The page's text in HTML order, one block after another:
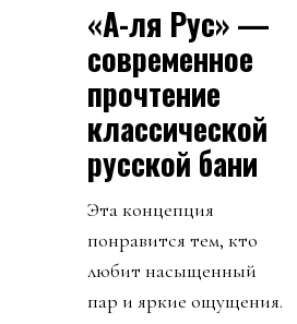
«А-ля Рус» —
современное
прочтение
классической
русской бани
Эта концепция
понравится тем, кто
любит насыщенный
пар и яркие ощущения.